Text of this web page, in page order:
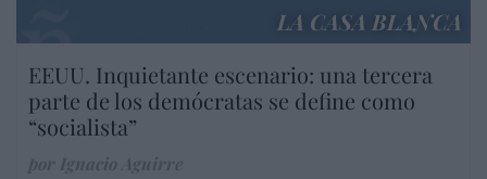
LA CASA BLANCA
EEUU. Inquietante escenario: una tercera
parte de los demócratas se define como
“socialista”